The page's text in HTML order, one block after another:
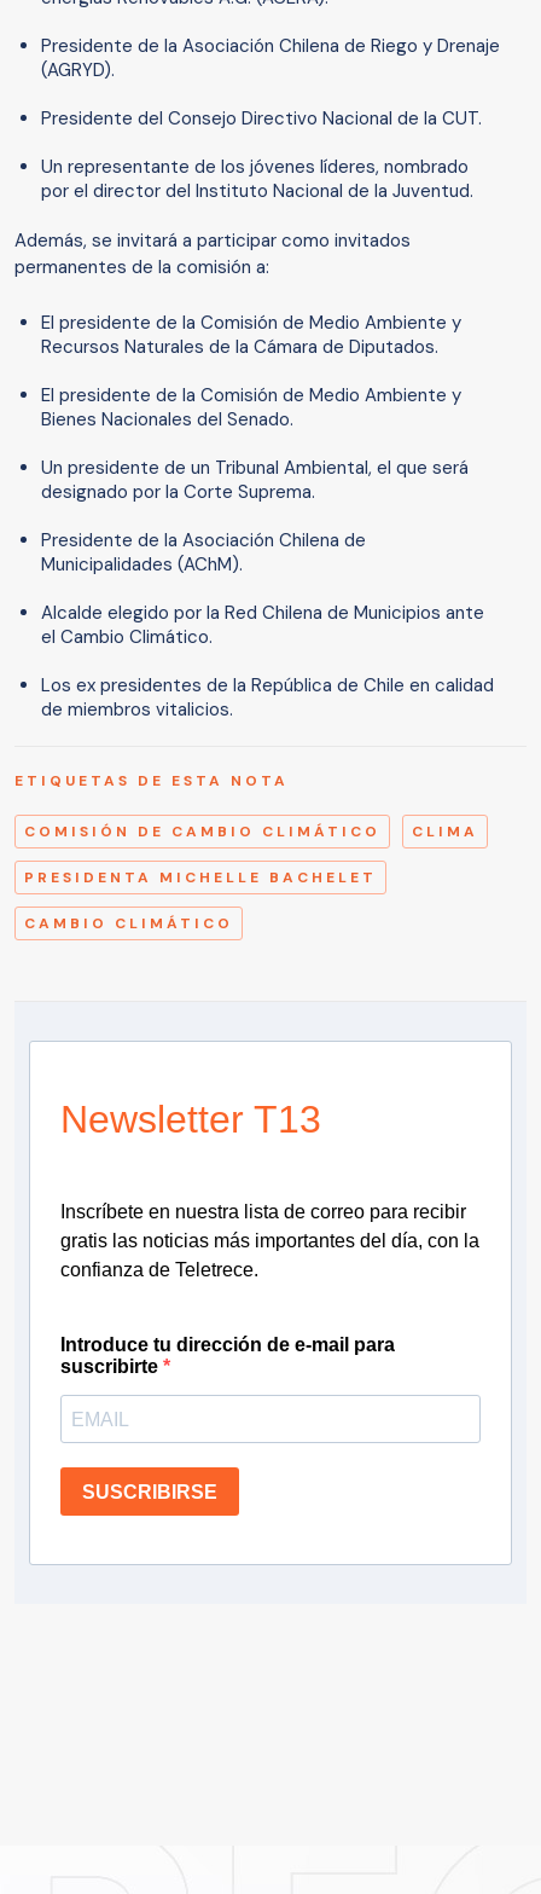
Presidente de la Asociación Chilena de Riego y Drenaje
(AGRYD).
Presidente del Consejo Directivo Nacional de la CUT.
Un representante de los jóvenes líderes, nombrado
por el director del Instituto Nacional de la Juventud.
Además, se invitará a participar como invitados
permanentes de la comisión a:
El presidente de la Comisión de Medio Ambiente y
Recursos Naturales de la Cámara de Diputados.
El presidente de la Comisión de Medio Ambiente y
Bienes Nacionales del Senado.
Un presidente de un Tribunal Ambiental, el que será
designado por la Corte Suprema.
Presidente de la Asociación Chilena de
Municipalidades (AChM).
Alcalde elegido por la Red Chilena de Municipios ante
el Cambio Climático.
Los ex presidentes de la República de Chile en calidad
de miembros vitalicios.
ETIQUETAS DE ESTA NOTA
COMISIÓN DE CAMBIO CLIMÁTICO CLIMA
PRESIDENTA MICHELLE BACHELET
CAMBIO CLIMÁTICO
Newsletter T13
Inscríbete en nuestra lista de correo para recibir
gratis las noticias más importantes del día, con la
confianza de Teletrece.
Introduce tu dirección de e-mail para
suscribirte
SUSCRIBIRSE